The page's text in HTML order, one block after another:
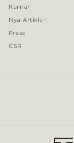
Karriär
Nya Artiklar
Press
CSR